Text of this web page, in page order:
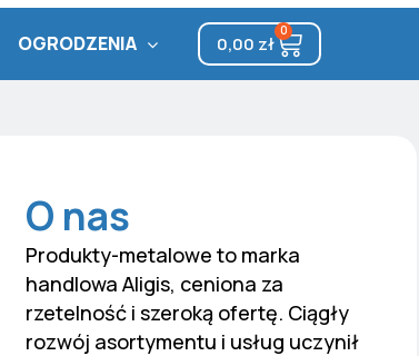
OGRODZENIA 0,00 zł
0
Cart
O nas
Produkty-metalowe to marka
handlowa Aligis, ceniona za
rzetelność i szeroką ofertę. Ciągły
rozwój asortymentu i usług uczynił